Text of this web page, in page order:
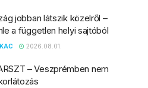
jobban látszik közelről –
a független helyi sajtóból
2026.08.01.
– Veszprémben nem